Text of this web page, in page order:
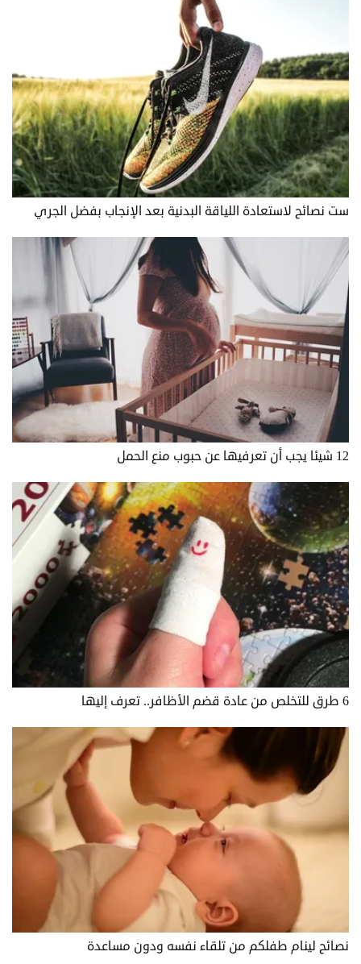
ست نصائح لاستعادة اللياقة البدنية بعد الإنجاب بفضل الجري
12 شيئا يجب أن تعرفيها عن حبوب منع الحمل
6 طرق للتخلص من عادة قضم الأظافر.. تعرف إليها
نصائح لينام طفلكم من تلقاء نفسه ودون مساعدة